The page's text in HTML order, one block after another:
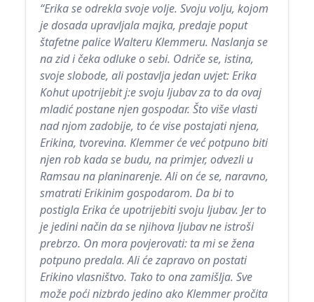
“Erika se odrekla svoje volje. Svoju volju, kojom
je dosada upravljala majka, predaje poput
štafetne palice Walteru Klemmeru. Naslanja se
na zid i čeka odluke o sebi. Odriče se, istina,
svoje slobode, ali postavlja jedan uvjet: Erika
Kohut upotrijebit j:e svoju ljubav za to da ovaj
mladić postane njen gospodar. Što više vlasti
nad njom zadobije, to će vise postajati njena,
Erikina, tvorevina. Klemmer će već potpuno biti
njen rob kada se budu, na primjer, odvezli u
Ramsau na planinarenje. Ali on će se, naravno,
smatrati Erikinim gospodarom. Da bi to
postigla Erika će upotrijebiti svoju ljubav. Jer to
je jedini način da se njihova ljubav ne istroši
prebrzo. On mora povjerovati: ta mi se žena
potpuno predala. Ali će zapravo on postati
Erikino vlasništvo. Tako to ona zamišlja. Sve
može poći nizbrdo jedino ako Klemmer pročita